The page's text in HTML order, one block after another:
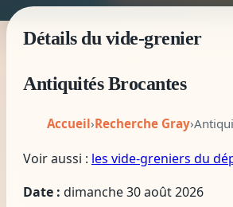
Détails du vide-grenier
Antiquités Brocantes
Accueil›Recherche Gray›
Voir aussi : les vide-greniers du
Date : dimanche 30 août 2026